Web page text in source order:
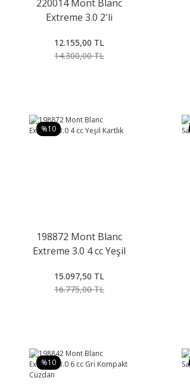
220014 Mont Blanc
Extreme 3.0 2'li
12.155,00 TL
14.300,00 TL
%10
198872 Mont Blanc
Extreme 3.0 4 cc Yeşil
15.097,50 TL
16.775,00 TL
%10